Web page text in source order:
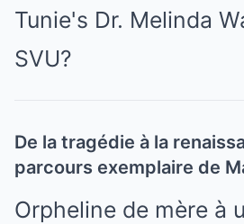
De la tragédie à la
parcours exemplaire de
Orpheline de mère à